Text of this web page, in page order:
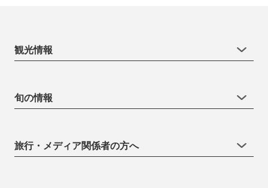
観光情報
旬の情報
旅行・メディア関係者の方へ